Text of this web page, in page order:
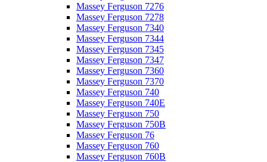
Massey Ferguson 7276
Massey Ferguson 7278
Massey Ferguson 7340
Massey Ferguson 7344
Massey Ferguson 7345
Massey Ferguson 7347
Massey Ferguson 7360
Massey Ferguson 7370
Massey Ferguson 740
Massey Ferguson 740E
Massey Ferguson 750
Massey Ferguson 750B
Massey Ferguson 76
Massey Ferguson 760
Massey Ferguson 760B